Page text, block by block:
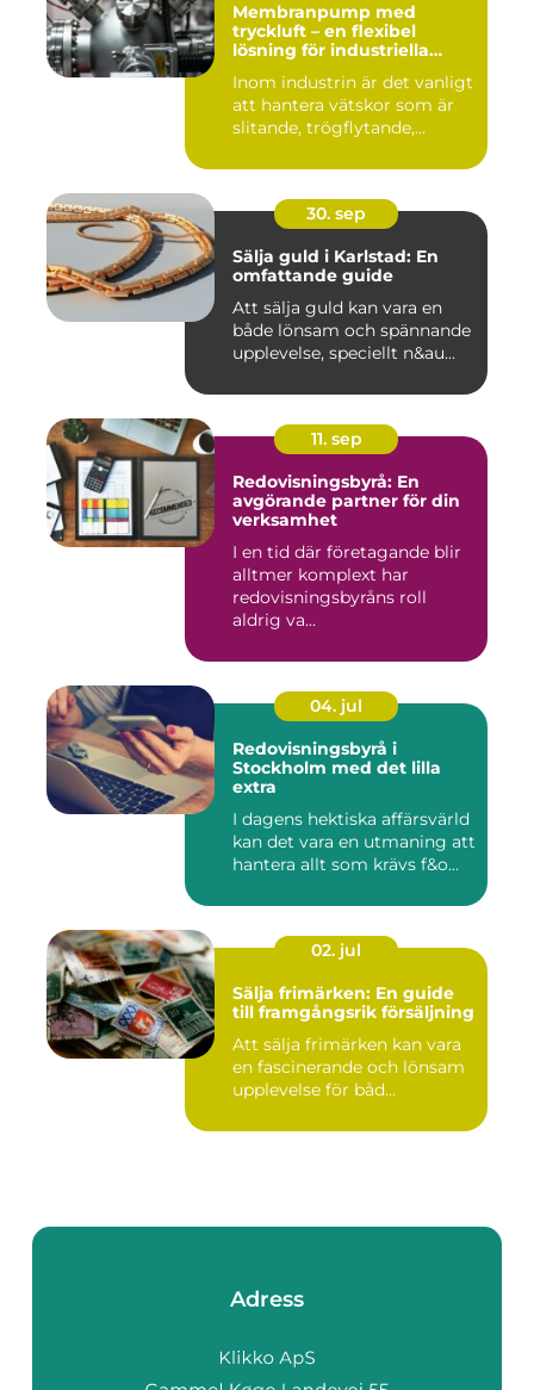
Membranpump med
tryckluft – en flexibel
lösning för industriella
Inom industrin är det vanligt
att hantera vätskor som är
slitande, trögflytande,...
30. sep
Sälja guld i Karlstad: En
omfattande guide
Att sälja guld kan vara en
både lönsam och spännande
upplevelse, speciellt n&au...
11. sep
Redovisningsbyrå: En
avgörande partner för din
verksamhet
I en tid där företagande blir
alltmer komplext har
redovisningsbyråns roll
aldrig va...
04. jul
Redovisningsbyrå i
Stockholm med det lilla
extra
I dagens hektiska affärsvärld
kan det vara en utmaning att
hantera allt som krävs f&o...
02. jul
Sälja frimärken: En guide
till framgångsrik försäljning
Att sälja frimärken kan vara
en fascinerande och lönsam
upplevelse för båd...
Adress